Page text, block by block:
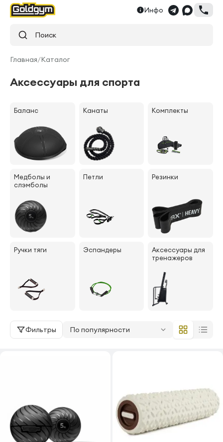
Инфо
Поиск
Главная/Каталог
Аксессуары для спорта
Баланс Канаты Комплекты
Медболы и
слэмболы
Петли Резинки
Ручки тяги Эспандеры
Аксессуары для
тренажеров
Фильтры